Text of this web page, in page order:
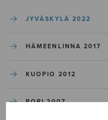
JYVÄSKYLÄ 2022
HÄMEENLINNA 2017
KUOPIO 2012
PORI 2007